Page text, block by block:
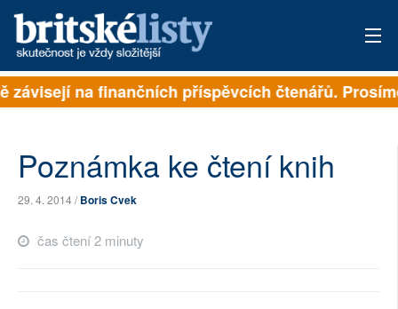
PŘIHLÁSIT
ARCHIV
na finančních příspěvcích čtenářů.
Poznámka ke čtení knih
29. 4. 2014 /Boris Cvek
čas čtení 2 minuty